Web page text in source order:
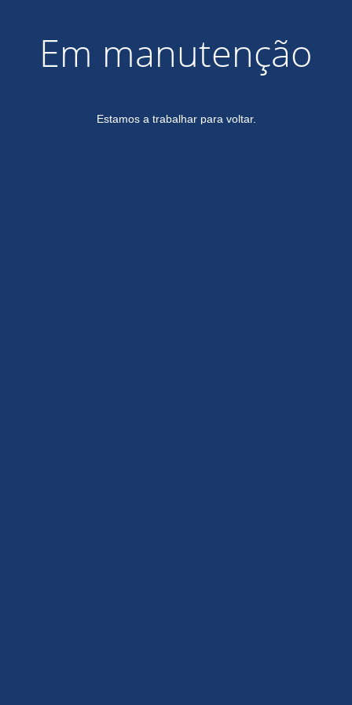
Em manutenção
Estamos a trabalhar para voltar.